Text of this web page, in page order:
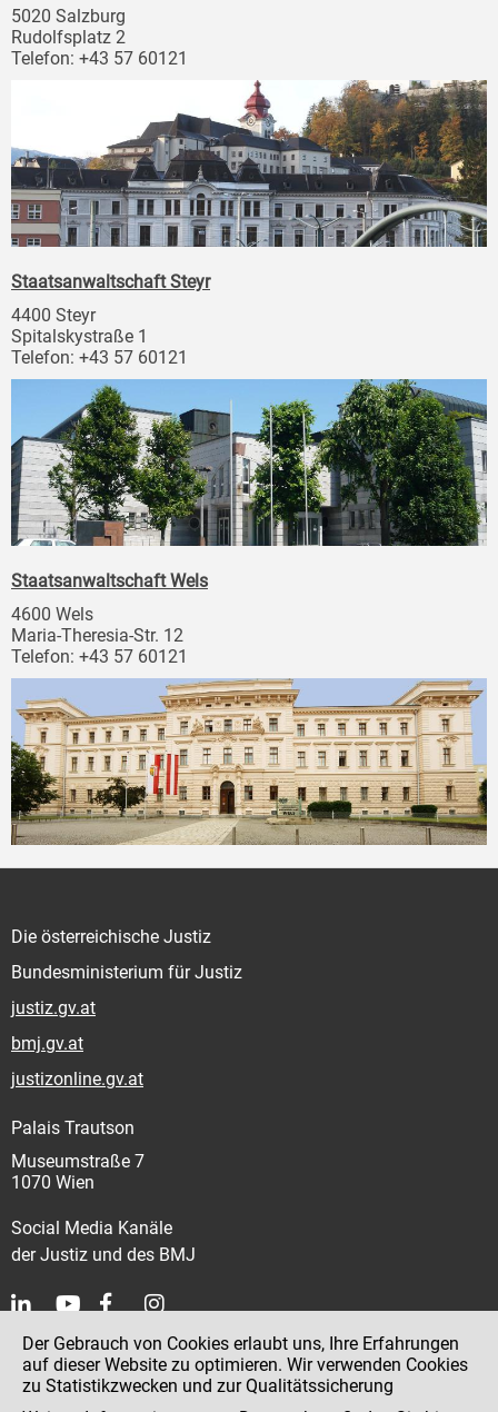
5020 Salzburg
Rudolfsplatz 2
Telefon: +43 57 60121
Staatsanwaltschaft Steyr
4400 Steyr
Spitalskystraße 1
Telefon: +43 57 60121
Staatsanwaltschaft Wels
4600 Wels
Maria-Theresia-Str. 12
Telefon: +43 57 60121
Die österreichische Justiz
Bundesministerium für Justiz
justiz.gv.at
bmj.gv.at
justizonline.gv.at
Palais Trautson
Museumstraße 7
1070 Wien
Social Media Kanäle
der Justiz und des BMJ
Kontakt
Impressum
Der Gebrauch von Cookies erlaubt uns, Ihre Erfahrungen
auf dieser Website zu optimieren. Wir verwenden Cookies
zu Statistikzwecken und zur Qualitätssicherung